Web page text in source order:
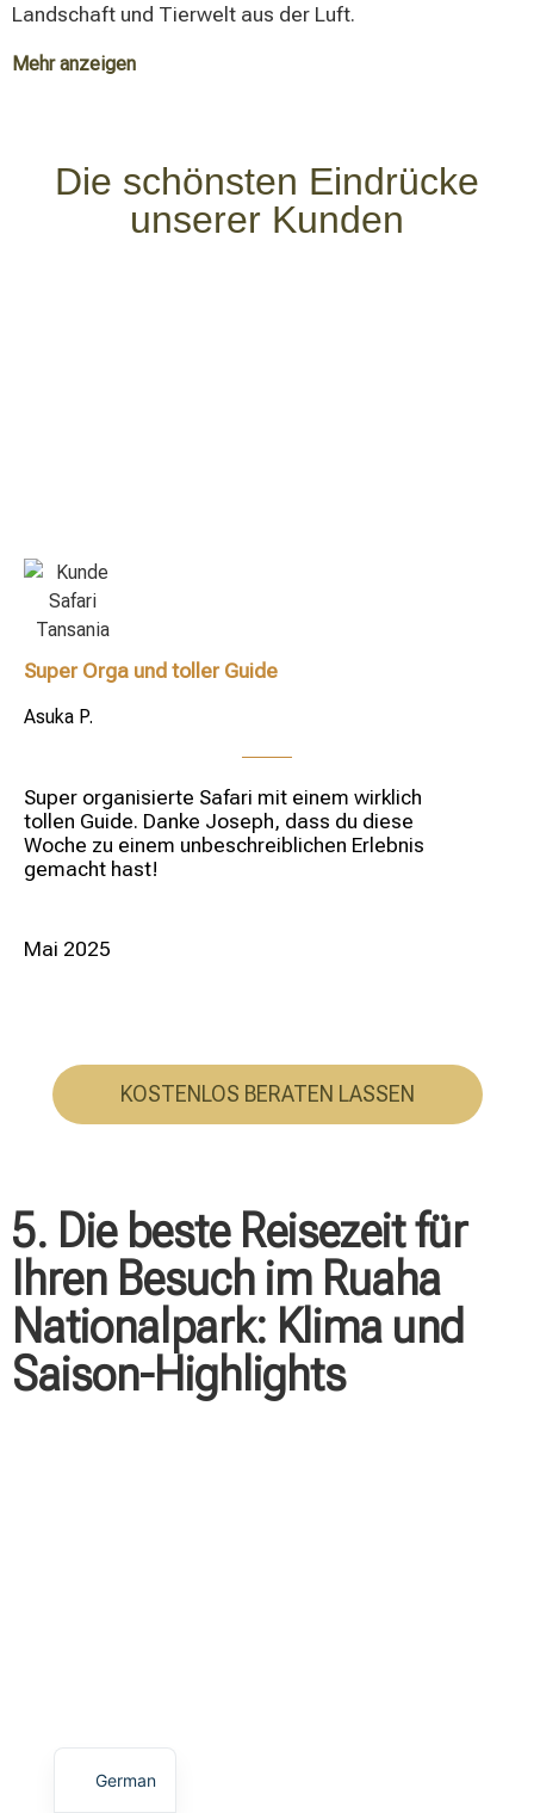
Landschaft und Tierwelt aus der Luft.
Mehr anzeigen
angeboten wird. Dabei verbringen Gäste eine Nacht in
der Wildnis in einfachen Zelten, weit entfernt von festen
Unterkünften. Das Kochen erfolgt am offenen Feuer,
Die schönsten Eindrücke
unserer Kunden
Super Orga und toller Guide
Asuka P.
Super organisierte Safari mit einem wirklich
tollen Guide. Danke Joseph, dass du diese
Woche zu einem unbeschreiblichen Erlebnis
gemacht hast!
Mai 2025
KOSTENLOS BERATEN LASSEN
5. Die beste Reisezeit für
Ihren Besuch im Ruaha
Nationalpark: Klima und
Saison-Highlights
German